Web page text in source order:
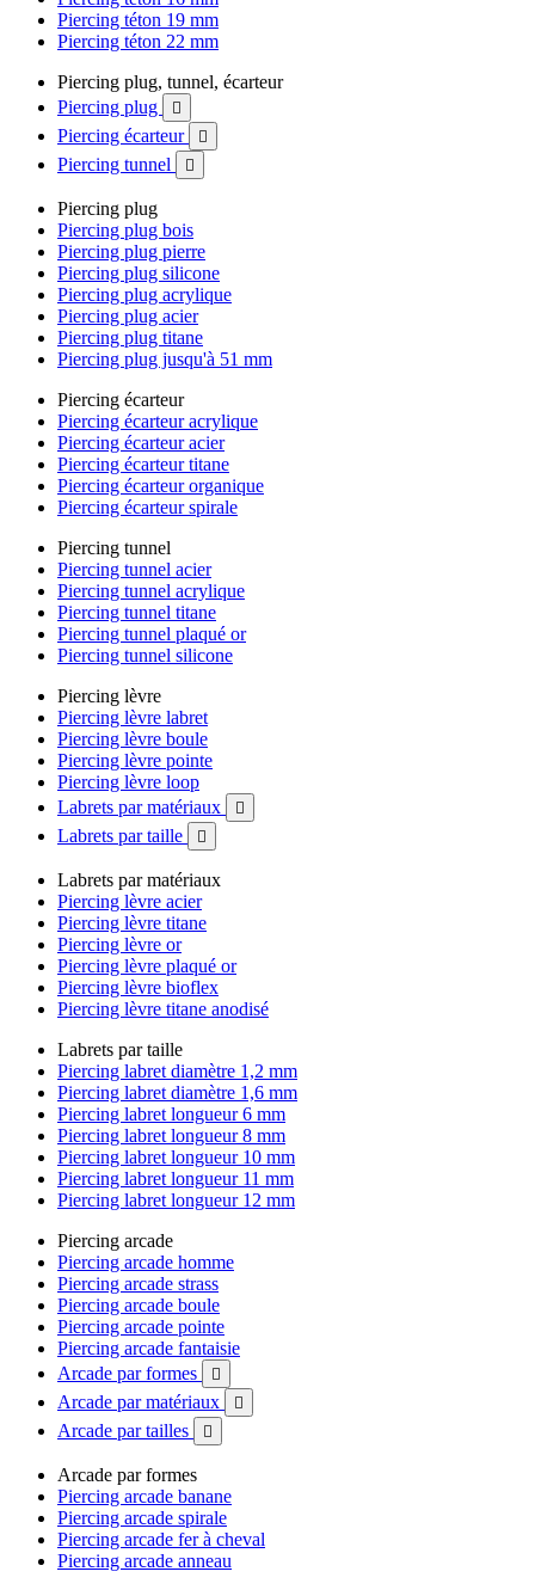
Piercing téton 19 mm
Piercing téton 22 mm
Piercing plug, tunnel, écarteur
Piercing plug

Piercing écarteur 
Piercing tunnel 
Piercing plug
Piercing plug bois
Piercing plug pierre
Piercing plug silicone
Piercing plug acrylique
Piercing plug acier
Piercing plug titane
Piercing plug jusqu'à 51 mm
Piercing écarteur
Piercing écarteur acrylique
Piercing écarteur acier
Piercing écarteur titane
Piercing écarteur organique
Piercing écarteur spirale
Piercing tunnel
Piercing tunnel acier
Piercing tunnel acrylique
Piercing tunnel titane
Piercing tunnel plaqué or
Piercing tunnel silicone
Piercing lèvre
Piercing lèvre labret
Piercing lèvre boule
Piercing lèvre pointe
Piercing lèvre loop
Labrets par matériaux

Labrets par taille 
Labrets par matériaux
Piercing lèvre acier
Piercing lèvre titane
Piercing lèvre or
Piercing lèvre plaqué or
Piercing lèvre bioflex
Piercing lèvre titane anodisé
Labrets par taille
Piercing labret diamètre 1,2 mm
Piercing labret diamètre 1,6 mm
Piercing labret longueur 6 mm
Piercing labret longueur 8 mm
Piercing labret longueur 10 mm
Piercing labret longueur 11 mm
Piercing labret longueur 12 mm
Piercing arcade
Piercing arcade homme
Piercing arcade strass
Piercing arcade boule
Piercing arcade pointe
Piercing arcade fantaisie
Arcade par formes

Arcade par matériaux 
Arcade par tailles 
Arcade par formes
Piercing arcade banane
Piercing arcade spirale
Piercing arcade fer à cheval
Piercing arcade anneau